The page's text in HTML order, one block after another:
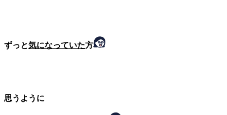
ずっと気になっていた方
思うように